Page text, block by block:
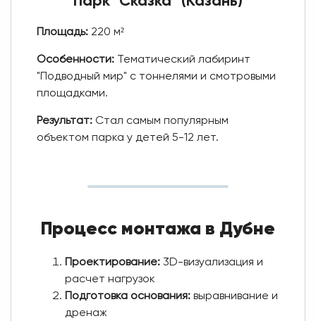
Площадь:220 м²
Особенности:Тематический лабиринт
"Подводный мир" с тоннелями и смотровыми
площадками.
Результат:Стал самым популярным
объектом парка у детей 5-12 лет.
Процесс монтажа в Дубне
Проектирование:3D-визуализация и
расчет нагрузок
Подготовка основания:выравнивание и
дренаж